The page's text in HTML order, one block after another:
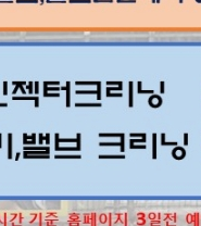
조은카랜드
2025.08.06 08:29